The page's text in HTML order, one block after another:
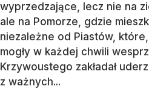
wyprzedzające, lecz nie na
ale na Pomorze, gdzie
niezależne od Piastów,
mogły w każdej chwili
Krzywoustego zakładał
z ważnych...